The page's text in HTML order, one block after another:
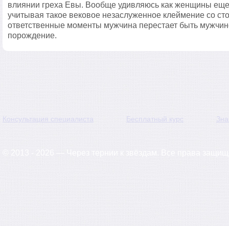
влиянии греха Евы. Вообще удивляюсь как женщины
учитывая такое вековое незаслуженное клеймение со
ответственные моменты мужчина перестает быть
порождение.
Консультация специалиста Бесплатный курс
© 2013 - 2026 — Через тернии к звёздам. Все права